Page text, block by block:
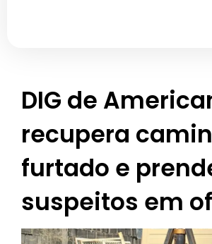
DIG de
recupera
furtado e
suspeitos em